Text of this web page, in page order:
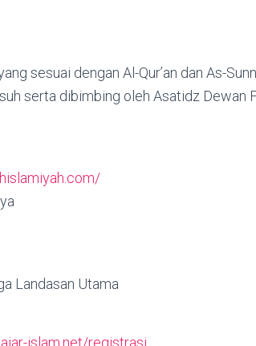
sesuai dengan Al-Qur’an dan As-
serta dibimbing oleh Asatidz Dewan
Landasan Utama
islam.net/registrasi